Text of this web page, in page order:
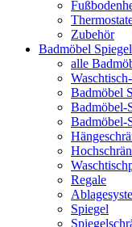
Zubehör
Badmöbel
alle
Badmöbel
Badmöbel-
Badmöbel-
Regale
Spiegel